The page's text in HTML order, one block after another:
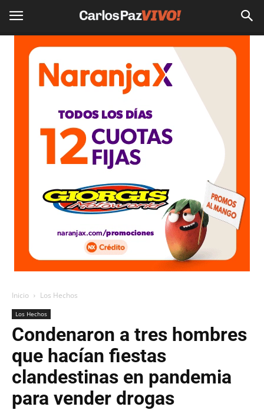
Inicio Los Hechos
Los Hechos
Condenaron a tres hombres
que hacían fiestas
clandestinas en pandemia
para vender drogas